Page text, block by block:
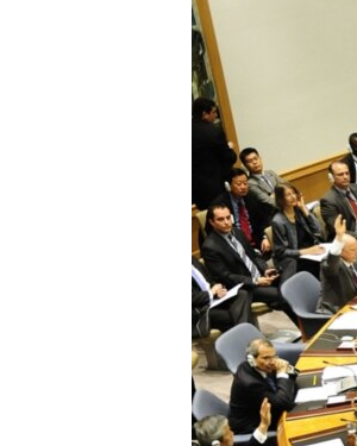
POPLAVE I KLIZIŠTA U BIH 2024.
TRI DECENIJE OD RATA U BIH